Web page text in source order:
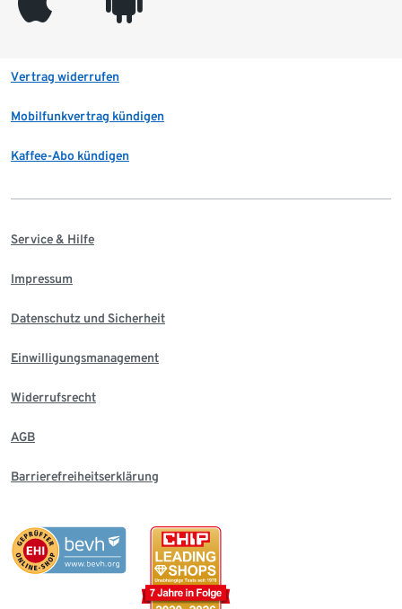
Vertrag widerrufen
Mobilfunkvertrag kündigen
Kaffee-Abo kündigen
Service & Hilfe
Impressum
Datenschutz und Sicherheit
Einwilligungsmanagement
Widerrufsrecht
AGB
Barrierefreiheitserklärung